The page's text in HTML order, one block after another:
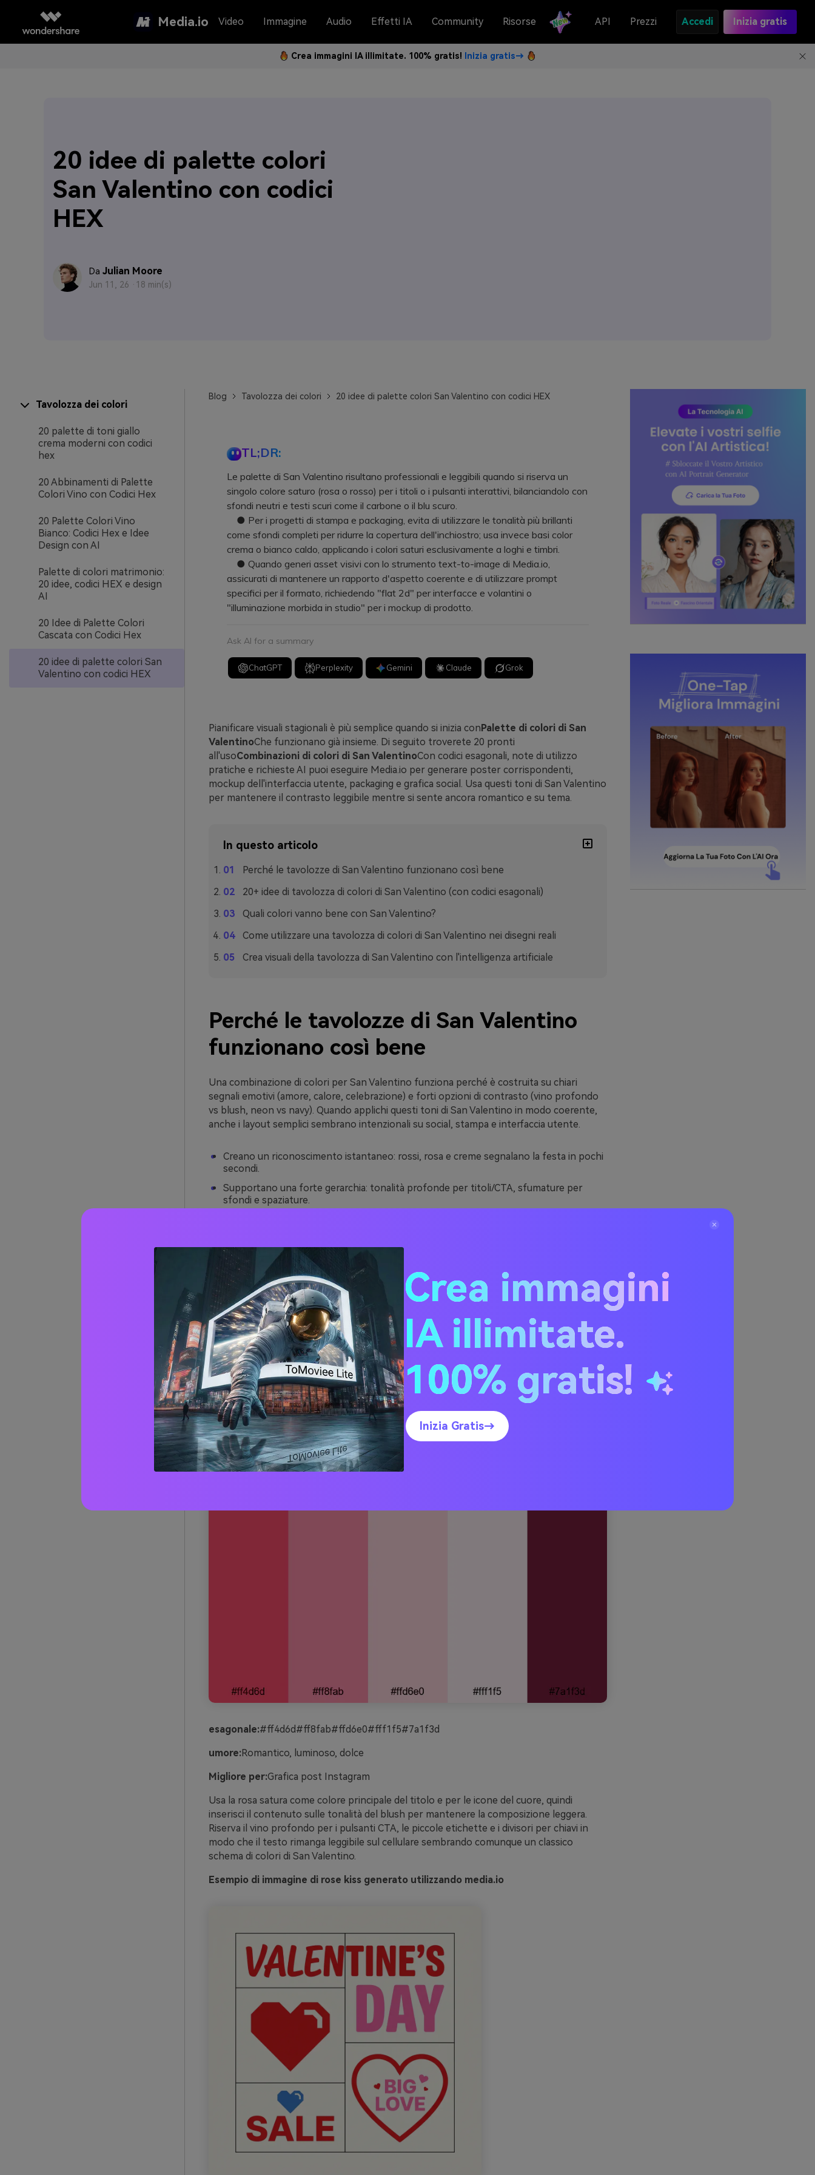
Media.io Video Immagine Audio Effetti IA Community Risorse API Prezzi Accedi Inizia gratis
Crea immagini IA illimitate. 100% gratis! Inizia gratis→
20 idee di palette colori
San Valentino con codici
HEX
Da Julian Moore
Jun 11, 26 · 18 min(s)
Tavolozza dei colori
20 palette di toni giallo
crema moderni con codici
hex
20 Abbinamenti di Palette
Colori Vino con Codici Hex
20 Palette Colori Vino
Bianco: Codici Hex e Idee
Design con AI
Palette di colori matrimonio:
20 idee, codici HEX e design
AI
20 Idee di Palette Colori
Cascata con Codici Hex
20 idee di palette colori San
Valentino con codici HEX
Blog Tavolozza dei colori 20 idee di palette colori San Valentino con codici HEX
TL;DR:
Le palette di San Valentino risultano professionali e leggibili quando si riserva un
singolo colore saturo (rosa o rosso) per i titoli o i pulsanti interattivi, bilanciandolo con
sfondi neutri e testi scuri come il carbone o il blu scuro.
● Per i progetti di stampa e packaging, evita di utilizzare le tonalità più brillanti
come sfondi completi per ridurre la copertura dell'inchiostro; usa invece basi color
crema o bianco caldo, applicando i colori saturi esclusivamente a loghi e timbri.
● Quando generi asset visivi con lo strumento text-to-image di Media.io,
assicurati di mantenere un rapporto d'aspetto coerente e di utilizzare prompt
specifici per il formato, richiedendo "flat 2d" per interfacce e volantini o
"illuminazione morbida in studio" per i mockup di prodotto.
Ask AI for a summary
ChatGPT Perplexity Gemini Claude Grok
Pianificare visuali stagionali è più semplice quando si inizia conPalette di colori di San
ValentinoChe funzionano già insieme. Di seguito troverete 20 pronti
all'usoCombinazioni di colori di San ValentinoCon codici esagonali, note di utilizzo
pratiche e richieste AI puoi eseguire Media.io per generare poster corrispondenti,
mockup dell'interfaccia utente, packaging e grafica social. Usa questi toni di San Valentino
per mantenere il contrasto leggibile mentre si sente ancora romantico e su tema.
In questo articolo
Perché le tavolozze di San Valentino funzionano così bene
20+ idee di tavolozza di colori di San Valentino (con codici esagonali)
Quali colori vanno bene con San Valentino?
Come utilizzare una tavolozza di colori di San Valentino nei disegni reali
Crea visuali della tavolozza di San Valentino con l'intelligenza artificiale
Perché le tavolozze di San Valentino
funzionano così bene
Una combinazione di colori per San Valentino funziona perché è costruita su chiari
segnali emotivi (amore, calore, celebrazione) e forti opzioni di contrasto (vino profondo
vs blush, neon vs navy). Quando applichi questi toni di San Valentino in modo coerente,
anche i layout semplici sembrano intenzionali su social, stampa e interfaccia utente.
Creano un riconoscimento istantaneo: rossi, rosa e creme segnalano la festa in pochi
secondi.
Supportano una forte gerarchia: tonalità profonde per titoli/CTA, sfumature per
sfondi e spaziature.
Si scalano tra i formati: da una tavolozza di San Valentino per il branding a una
tavolozza di San Valentino per poster e video grafica in forma breve.
20+ idee di tavolozza di colori di San
Valentino (con codici esagonali)
Ogni opzione qui sotto è una tavolozza di San Valentino con codici esagonali più
indicazioni per sfondi, testo, pulsanti e accenti. Mix-and-match solo se si mantiene il
contrasto prevedibile e limitare i colori dell'eroe a un principale e un accento.
1) Bacio di rosa
esagonale:#ff4d6d#ff8fab#ffd6e0#fff1f5#7a1f3d
umore:Romantico, luminoso, dolce
Migliore per:Grafica post Instagram
Usa la rosa satura come colore principale del titolo e per le icone del cuore, quindi
inserisci il contenuto sulle tonalità del blush per mantenere la composizione leggera.
Riserva il vino profondo per i pulsanti CTA, le piccole etichette e i divisori per chiavi in
modo che il testo rimanga leggibile sul cellulare sembrando comunque un classico
schema di colori di San Valentino.
Esempio di immagine di rose kiss generato utilizzando media.io
Crea immagini
IA illimitate.
100% gratis!
Inizia Gratis→